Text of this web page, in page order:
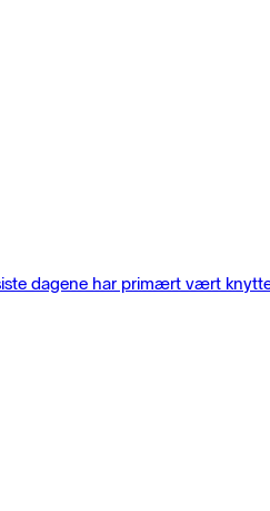
dagene har primært vært